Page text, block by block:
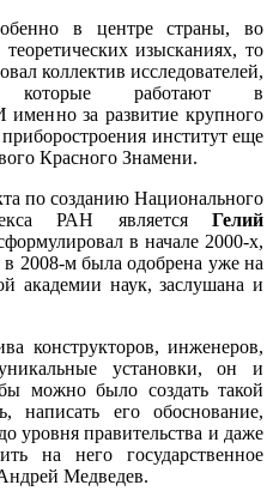
в центре страны, во
изысканиях, то
коллектив исследователей,
которые работают в
именно за развитие крупного
институт еще
Красного Знамени.
по созданию Национального
РАН является Гелий
в начале 2000-х,
в 2008-м была одобрена уже на
академии наук, заслушана и
конструкторов, инженеров,
установки, он и
можно было создать такой
написать его обоснование,
уровня правительства и даже
на него государственное
Медведев.